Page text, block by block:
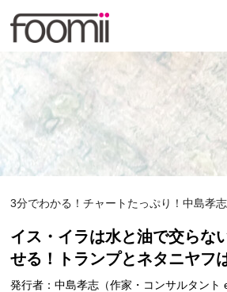
3分でわかる！チャートたっぷり！中島孝
イス・イラは水と油で交らな
せる！トランプとネタニヤフ
発行者：中島孝志（作家・コンサルタント